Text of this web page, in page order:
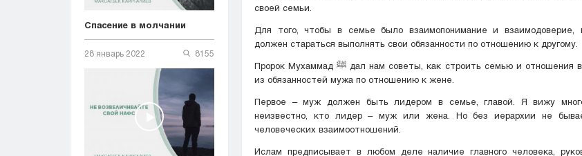
Спасение в молчании
28 январь 2022 8155
своей семьи.
Для того, чтобы в семье было взаимопонимание и взаимодоверие,
должен стараться выполнять свои обязанности по отношению к другому.
Пророк Мухаммад ﷺ дал нам советы, как строить семью и отношения в ней. Вот некоторые
из обязанностей мужа по отношению к жене.
Первое – муж должен быть лидером в семье, главой. Я вижу
неизвестно, кто лидер – муж или жена. Но без иерархии не
человеческих взаимоотношений.
Ислам предписывает в любом деле наличие главного человека,